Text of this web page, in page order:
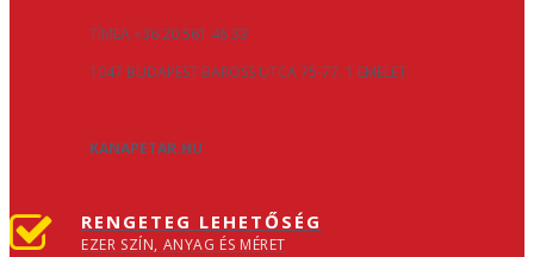
TÍMEA +36 20 561 46 33
1047 BUDAPEST BAROSS UTCA 75-77. 1 EMELET
KANAPETAR.HU
RENGETEG LEHETŐSÉG
EZER SZÍN, ANYAG ÉS MÉRET